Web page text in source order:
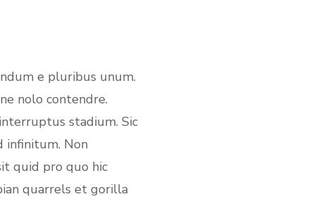
e pluribus unum.
nolo contendre.
stadium. Sic
infinitum. Non
quid pro quo hic
quarrels et gorilla